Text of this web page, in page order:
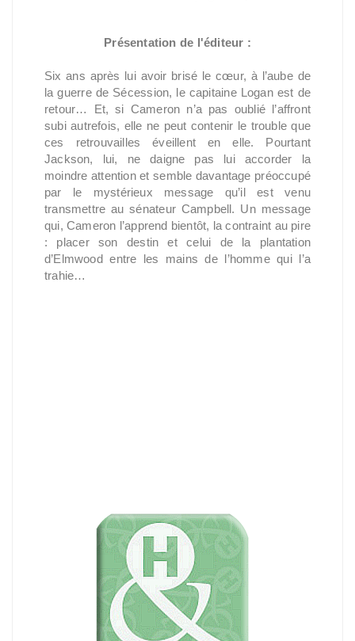
Présentation de l'éditeur :
Six ans après lui avoir brisé le cœur, à l’aube de
la guerre de Sécession, le capitaine Logan est de
retour… Et, si Cameron n’a pas oublié l’affront
subi autrefois, elle ne peut contenir le trouble que
ces retrouvailles éveillent en elle. Pourtant
Jackson, lui, ne daigne pas lui accorder la
moindre attention et semble davantage préoccupé
par le mystérieux message qu’il est venu
transmettre au sénateur Campbell. Un message
qui, Cameron l’apprend bientôt, la contraint au pire
: placer son destin et celui de la plantation
d’Elmwood entre les mains de l’homme qui l’a
trahie…